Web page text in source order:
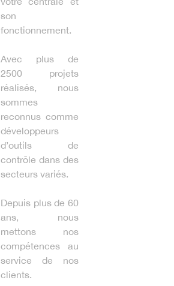
son
fonctionnement.
Avec plus de
2500 projets
réalisés, nous
sommes
reconnus comme
développeurs
d’outils de
contrôle dans des
secteurs variés.
Depuis plus de 60
ans, nous
mettons nos
compétences au
service de nos
clients.